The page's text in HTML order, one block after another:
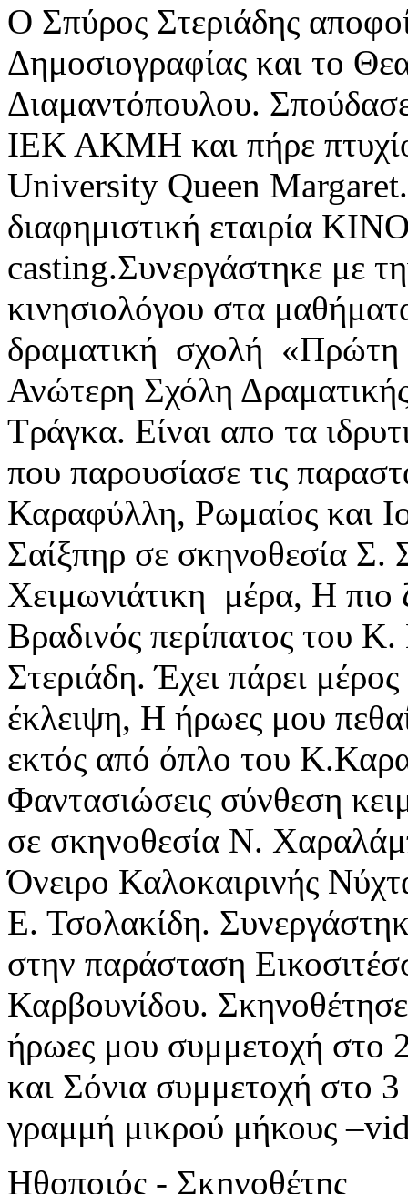
Ο Σπύρος Στεριάδης
Δημοσιογραφίας και το
Διαμαντόπουλου.
ΙΕΚ ΑΚΜΗ και πήρε
University Queen Margaret.
διαφημιστική εταιρία
casting.Συνεργάστηκε με
κινησιολόγου στα
δραματική σχολή «Πρώτη
Ανώτερη Σχόλη
Τράγκα. Είναι απο τα
που παρουσίασε τις
Καραφύλλη, Ρωμαίος και
Σαίξπηρ σε σκηνοθεσία Σ.
Χειμωνιάτικη μέρα, Η πιο
Βραδινός περίπατος του
Στεριάδη. Έχει πάρει
έκλειψη, Η ήρωες μου
εκτός από όπλο του
Φαντασιώσεις σύνθεση
σε σκηνοθεσία Ν.
Όνειρο Καλοκαιρινής
Ε. Τσολακίδη.
στην παράσταση
Καρβουνίδου. Σκηνοθέτησε
ήρωες μου συμμετοχή
και Σόνια συμμετοχή στο
γραμμή μικρού μήκους
Ηθοποιός - Σκηνοθέτης